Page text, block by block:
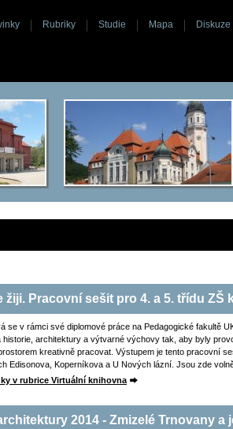
Rubriky Studie Mapa Diskuze
žiji. Pracovní sešit pro 4. a 5. třídu ZŠ
se v rámci své diplomové práce na Pedagogické fakultě
architektury a výtvarné výchovy tak, aby byly
kreativně pracovat. Výstupem je tento pracovní
Edisonova, Koperníkova a U Nových lázní. Jsou zde
v rubrice Virtuální knihovna
2014 - Zmizelé Trnovany a